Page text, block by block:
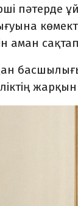
пәтерде
аман
жарқын